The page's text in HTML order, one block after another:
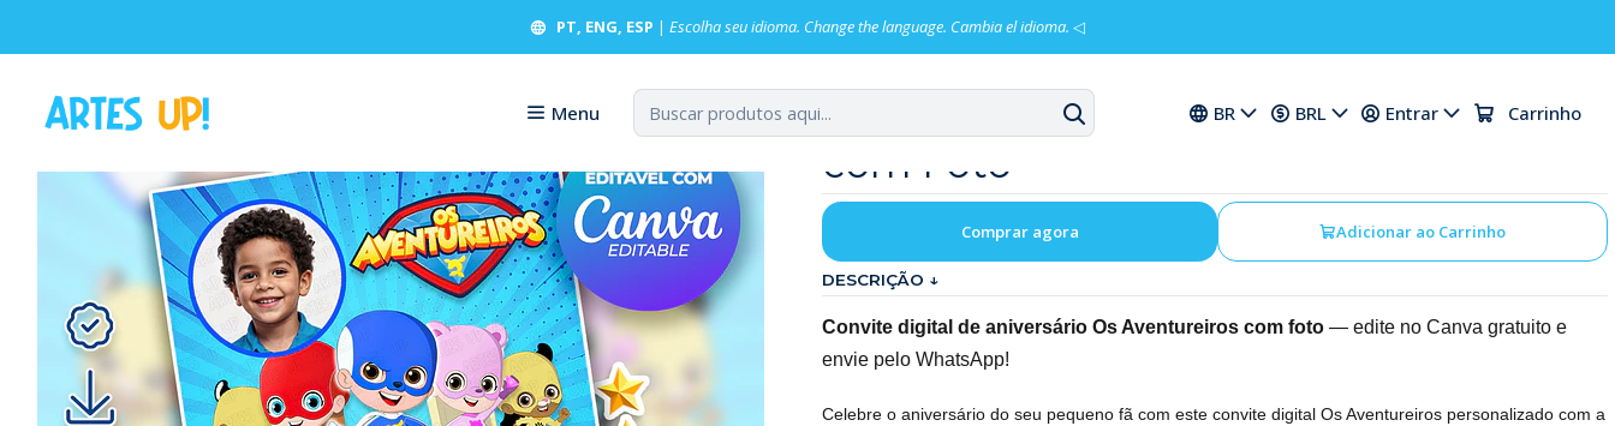
Menu BR BRL Entrar Carrinho
PT, ENG, ESP | Escolha seu idioma. Change the language. Cambia el idioma. ◁
Convite de Aniversário Os Aventureiros com Foto
Convite de Aniversário Os Aventureiros
com Foto
Adicionar ao Carrinho
Comprar agora
DESCRIÇÃO ↓
Convite digital de aniversário Os Aventureiros com foto — edite no Canva gratuito e
envie pelo WhatsApp!
Celebre o aniversário do seu pequeno fã com este convite digital Os Aventureiros personalizado com a